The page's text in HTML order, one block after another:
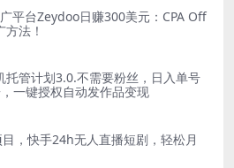
平台Zeydoo日赚300美元：CPA Off
法！
托管计划3.0.不需要粉丝，日入单号
一键授权自动发作品变现
，快手24h无人直播短剧，轻松月